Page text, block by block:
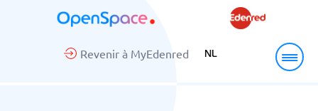
Revenir à MyEdenred NL